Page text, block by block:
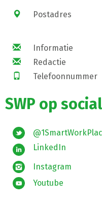
Postadres
Informatie
Redactie
Telefoonnummer
SWP op
LinkedIn
Instagram
Youtube